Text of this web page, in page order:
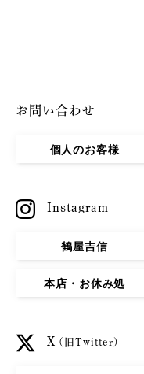
お問い合わせ
個人のお客様
Instagram
鶴屋吉信
本店・お休み処
X (旧Twitter)